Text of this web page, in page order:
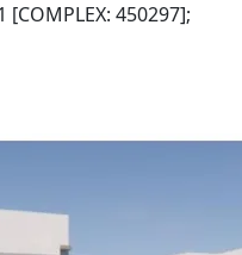
450297];